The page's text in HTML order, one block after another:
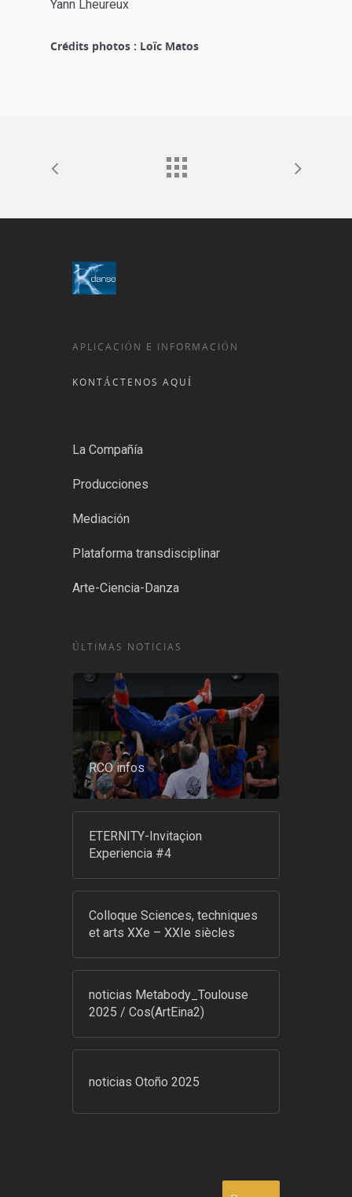
Yann Lheureux
Crédits photos : Loïc Matos
APLICACIÓN E INFORMACIÓN
KONTÁCTENOS AQUÍ
La Compañía
Producciones
Mediación
Plataforma transdisciplinar
Arte-Ciencia-Danza
ÚLTIMAS NOTICIAS
RCO infos
ETERNITY-Invitaçion
Experiencia #4
Colloque Sciences, techniques
et arts XXe – XXIe siècles
noticias Metabody_Toulouse
2025 / Cos(ArtEina2)
noticias Otoño 2025